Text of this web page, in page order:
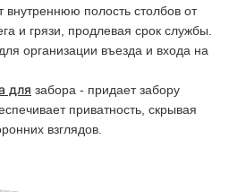
полость столбов от
и грязи, продлевая срок службы.
организации въезда и входа на
для забора - придает забору
приватность, скрывая
взглядов.